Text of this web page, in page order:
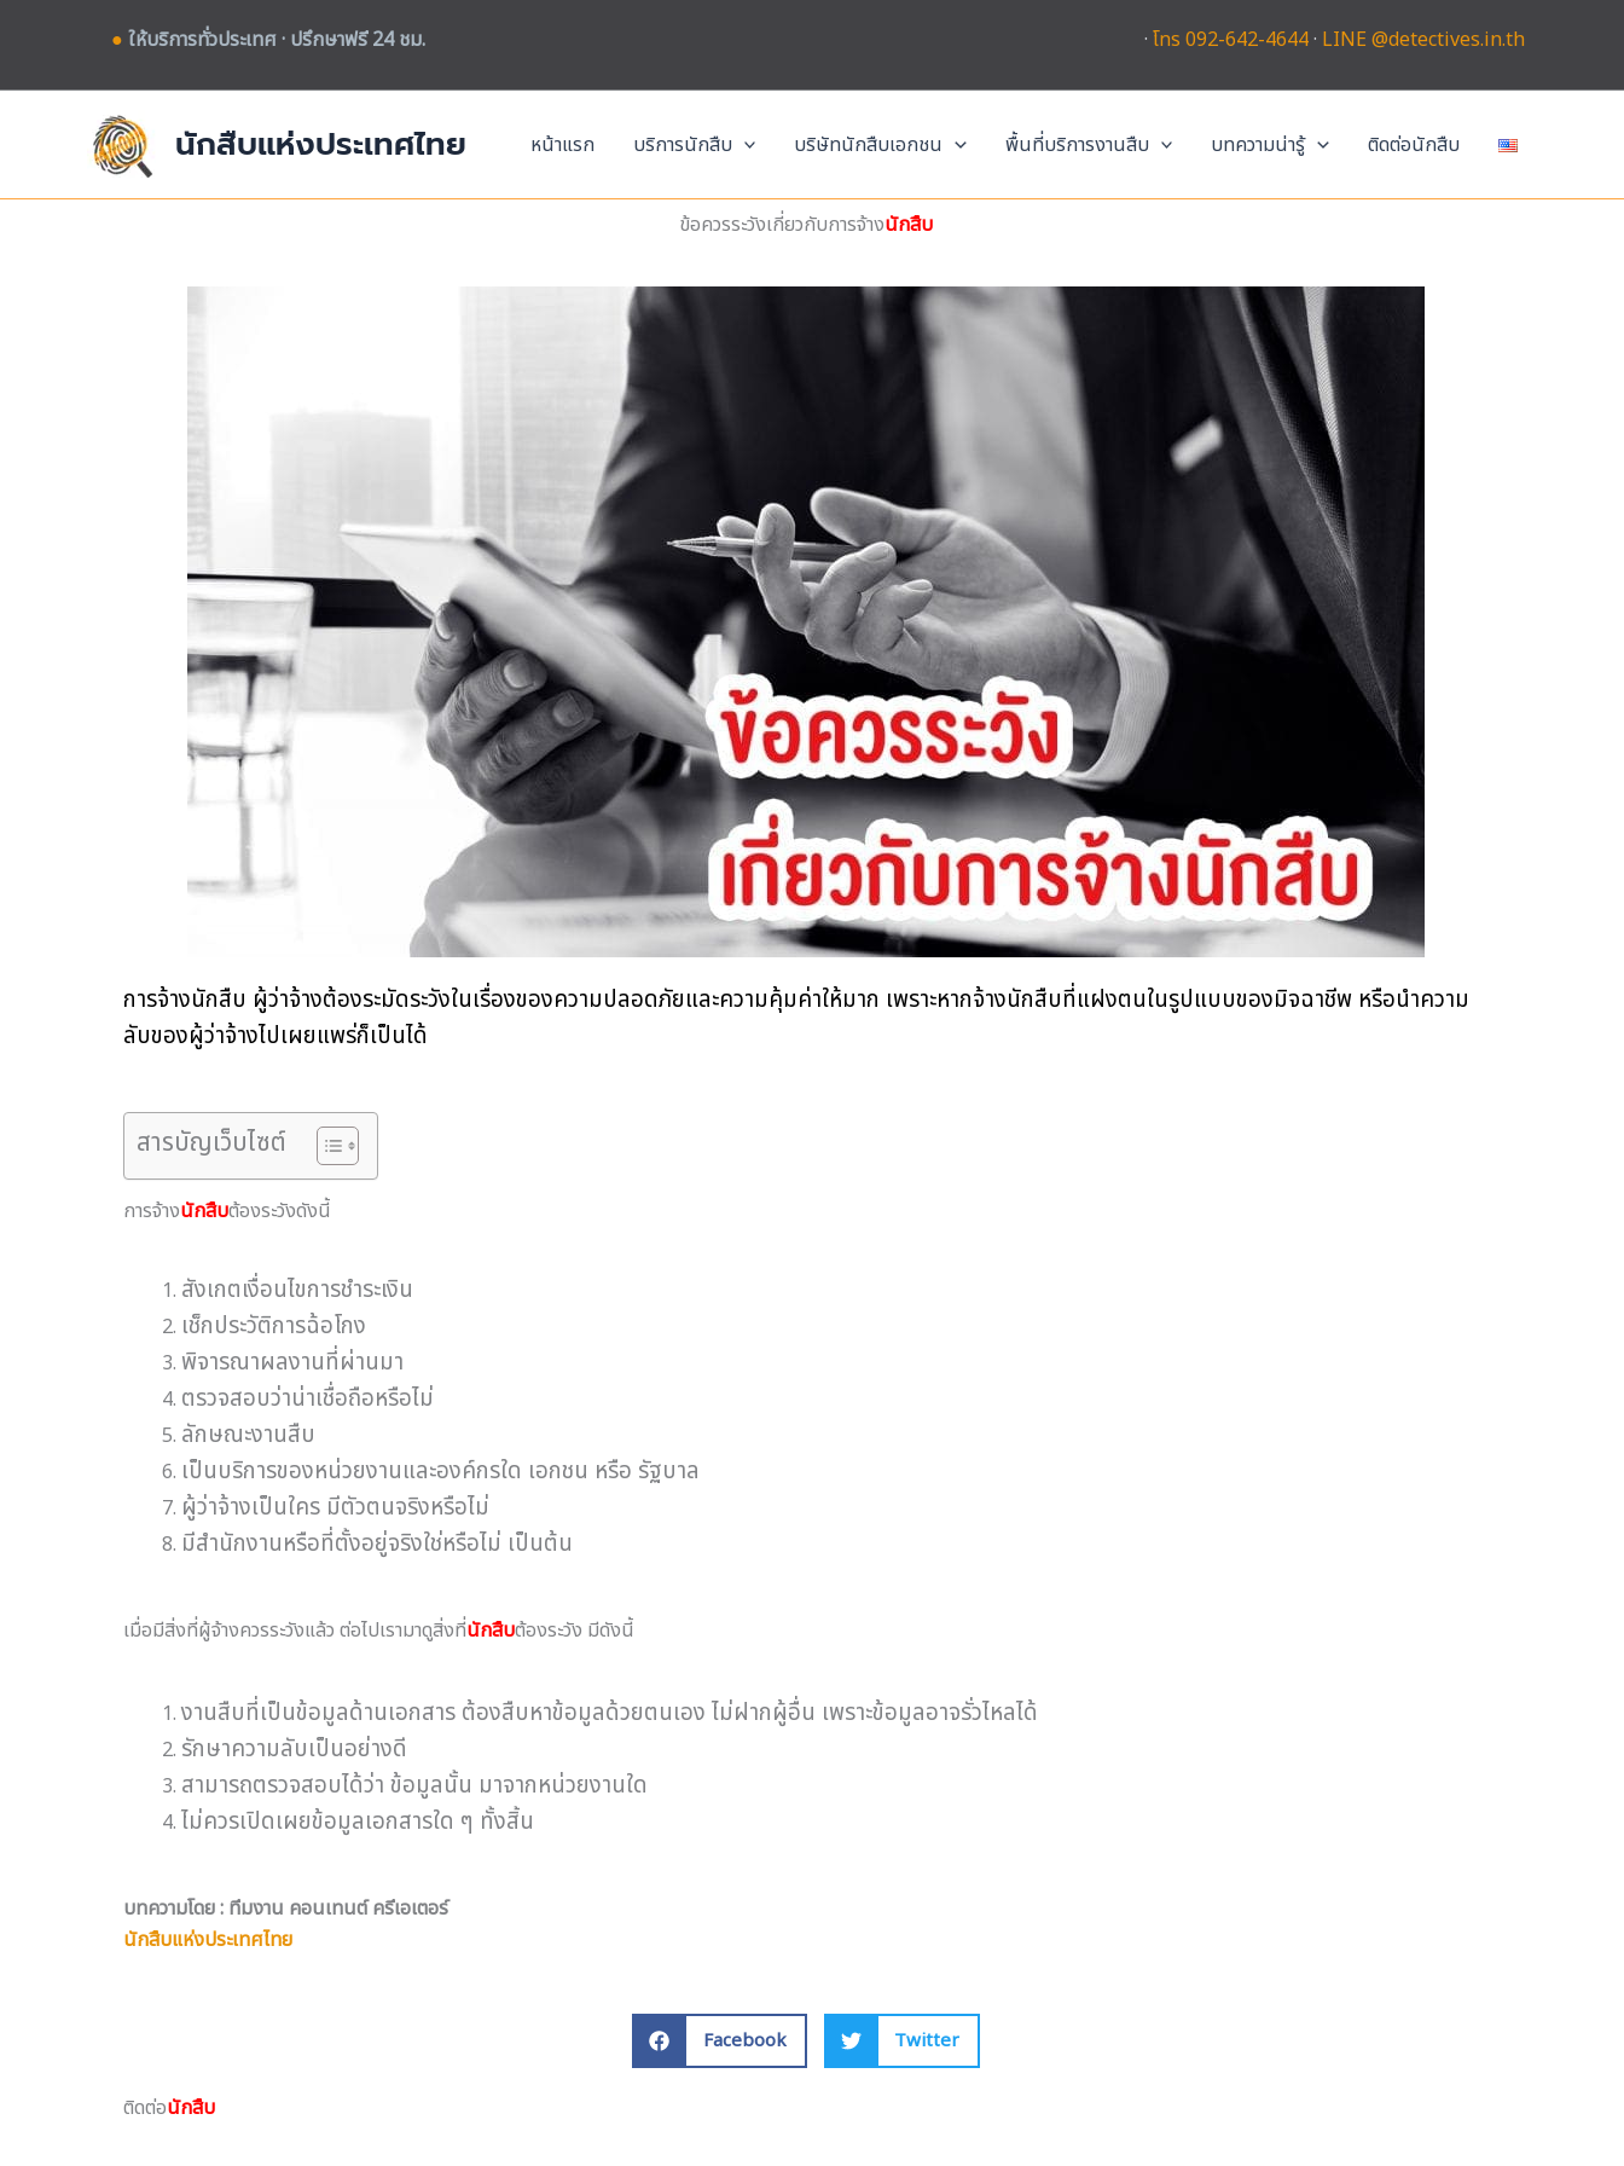
● ให้บริการทั่วประเทศ · ปรึกษาฟรี 24 ชม. · โทร 092-642-4644· LINE @detectives.in.th
นักสืบแห่งประเทศไทย หน้าแรก บริการนักสืบ บริษัทนักสืบเอกชน พื้นที่บริการงานสืบ บทความน่ารู้ ติดต่อนักสืบ
ข้อควรระวังเกี่ยวกับการจ้างนักสืบ
การจ้างนักสืบ ผู้ว่าจ้างต้องระมัดระวังในเรื่องของความปลอดภัยและความคุ้มค่าให้มาก เพราะหากจ้างนักสืบที่แฝงตนในรูปแบบของมิจฉาชีพ หรือนำความ
ลับของผู้ว่าจ้างไปเผยแพร่ก็เป็นได้
สารบัญเว็บไซต์
การจ้างนักสืบต้องระวังดังนี้
สังเกตเงื่อนไขการชำระเงิน
เช็กประวัติการฉ้อโกง
พิจารณาผลงานที่ผ่านมา
ตรวจสอบว่าน่าเชื่อถือหรือไม่
ลักษณะงานสืบ
เป็นบริการของหน่วยงานและองค์กรใด เอกชน หรือ รัฐบาล
ผู้ว่าจ้างเป็นใคร มีตัวตนจริงหรือไม่
มีสำนักงานหรือที่ตั้งอยู่จริงใช่หรือไม่ เป็นต้น
เมื่อมีสิ่งที่ผู้จ้างควรระวังแล้ว ต่อไปเรามาดูสิ่งที่นักสืบต้องระวัง มีดังนี้
งานสืบที่เป็นข้อมูลด้านเอกสาร ต้องสืบหาข้อมูลด้วยตนเอง ไม่ฝากผู้อื่น เพราะข้อมูลอาจรั่วไหลได้
รักษาความลับเป็นอย่างดี
สามารถตรวจสอบได้ว่า ข้อมูลนั้น มาจากหน่วยงานใด
ไม่ควรเปิดเผยข้อมูลเอกสารใด ๆ ทั้งสิ้น
บทความโดย : ทีมงาน คอนเทนต์ ครีเอเตอร์
นักสืบแห่งประเทศไทย
Facebook Twitter
ติดต่อนักสืบ